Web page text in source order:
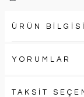
ÜRÜN BİLGİSİ
YORUMLAR
TAKSİT